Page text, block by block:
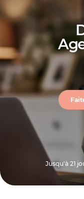
Jusqu'à 21